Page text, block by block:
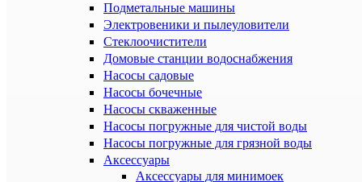
Подметальные машины
Электровеники и пылеуловители
Стеклоочистители
Домовые станции водоснабжения
Насосы садовые
Насосы бочечные
Насосы скваженные
Насосы погружные для чистой воды
Насосы погружные для грязной воды
Аксессуары
Аксессуары для минимоек